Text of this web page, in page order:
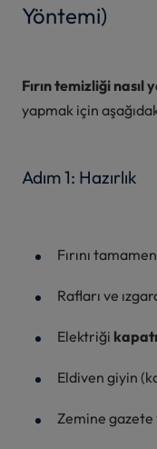
Yöntemi)
Fırın temizliği nasıl
yapmak için
Adım 1: Hazırlık
Fırını
Rafları ve
Elektriği
Eldiven giyin
Zemine